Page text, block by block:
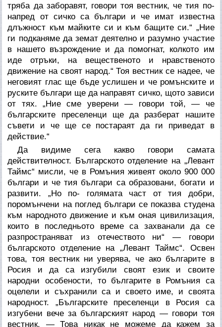
тряба да заборавят, говори тоя вестник, че тия по-
напред от сичко са българи и че имат известна
длъжност към майките си и към бащите си.“ „Ние
ги подканяме да земат деятелно и разумно участие
в нашето възрождение и да помогнат, колкото им
иде отръки, на вещественото и нравственото
движение на своят народ.“ Тоя вестник се надее, че
неговият глас ще бъде услишен и че ромънските и
руските българи ще да направят сичко, щото зависи
от тях. „Ние сме уверени — говори той, — че
българските преселенци ще да разберат нашите
съвети и че ще се постараят да ги приведат в
действие.“
Да видиме сега какво говори самата
действителност. Българското отделение на „Левант
Таймс“ мисли, че в Ромъния живеят около 900 000
българи и че тия българи са образовани, богати и
развити. „Но по- голямата част от тия добри,
поромънчени на поглед българи се показва студена
към народното движение и към оная цивилизация,
които в последньото време са захванали да се
разпространяват из отечеството ни“ — говори
българското отделение на „Левант Таймс“. Освен
това, тоя вестник ни уверява, че ако българите в
Росия и да са изгубили своят език и своите
народни особености, то българите в Ромъния са
оцелели и съхранили са и своето име, и своята
народност. „Българските преселенци в Росия са
изгубени вече за българският народ — говори тоя
вестник. — Това никак не можеме да кажем за